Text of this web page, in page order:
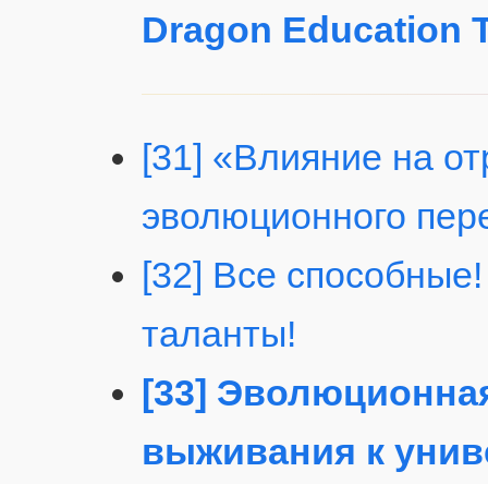
Dragon Education
[31] «Влияние на
эволюционного
[32] Все
таланты!
[33]
выживания к